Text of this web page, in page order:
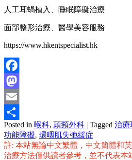
人工耳蝸植入、睡眠障礙治療
面部整形治療、醫學美容服務
https://www.hkentspecialist.hk
Facebook
Mastodon
Email
分
享
Posted in 喉科, 頭頸外科 | Tagged 治療
功能障礙, 環咽肌失弛緩症
註: 本站無論中文繁體，中文簡體和
治療方法僅供讀者參考，並不代表本